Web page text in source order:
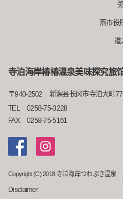
燕市役
道
寺泊海岸椿椿温泉美味探究旅
〒940-2502
新潟县长冈市寺泊大町
TEL
0258-75-3228
FAX
0258-75-5161
Copyright (C) 2018 寺泊海岸つわぶき温
Disclaimer